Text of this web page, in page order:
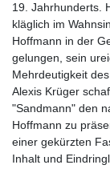
19. Jahrhunderts.
kläglich im
Hoffmann in der
gelungen, sein
Mehrdeutigkeit
Alexis Krüger
"Sandmann" den
Hoffmann zu
einer gekürzten
Inhalt und